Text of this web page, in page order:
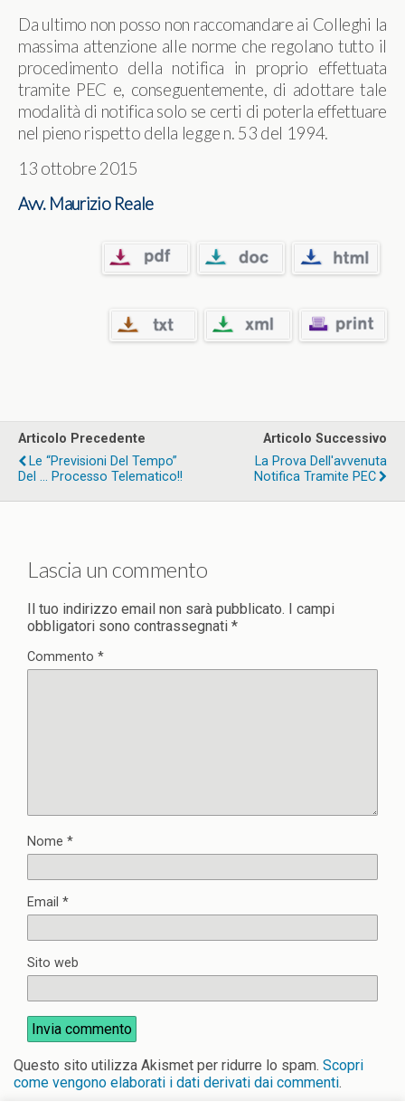
Da ultimo non posso non raccomandare ai Colleghi la
massima attenzione alle norme che regolano tutto il
procedimento della notifica in proprio effettuata
tramite PEC e, conseguentemente, di adottare tale
modalità di notifica solo se certi di poterla effettuare
nel pieno rispetto della legge n. 53 del 1994.
13 ottobre 2015
Avv. Maurizio Reale
Articolo Precedente
Le “previsioni Del Tempo”
Del … Processo Telematico!!
Articolo Successivo
La Prova Dell'avvenuta
Notifica Tramite PEC
Lascia un commento
Il tuo indirizzo email non sarà pubblicato. I campi
obbligatori sono contrassegnati *
Commento *
Nome *
Email *
Sito web
Questo sito utilizza Akismet per ridurre lo spam. Scopri
come vengono elaborati i dati derivati dai commenti.